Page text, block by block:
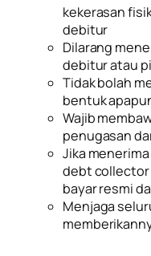
kekerasan
debitur
Dilarang
debitur atau
Tidak bolah
bentuk
Wajib
penugasan
Jika
debt collector
bayar resmi
Menjaga